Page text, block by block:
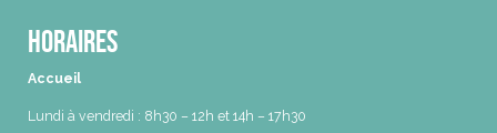
Horaires
Accueil
Lundi à vendredi : 8h30 – 12h et 14h – 17h30